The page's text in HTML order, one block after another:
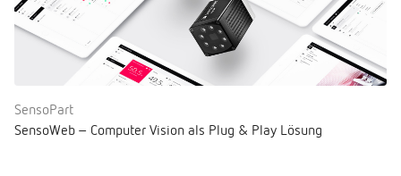
SensoPart
SensoWeb – Computer Vision als Plug & Play Lösung